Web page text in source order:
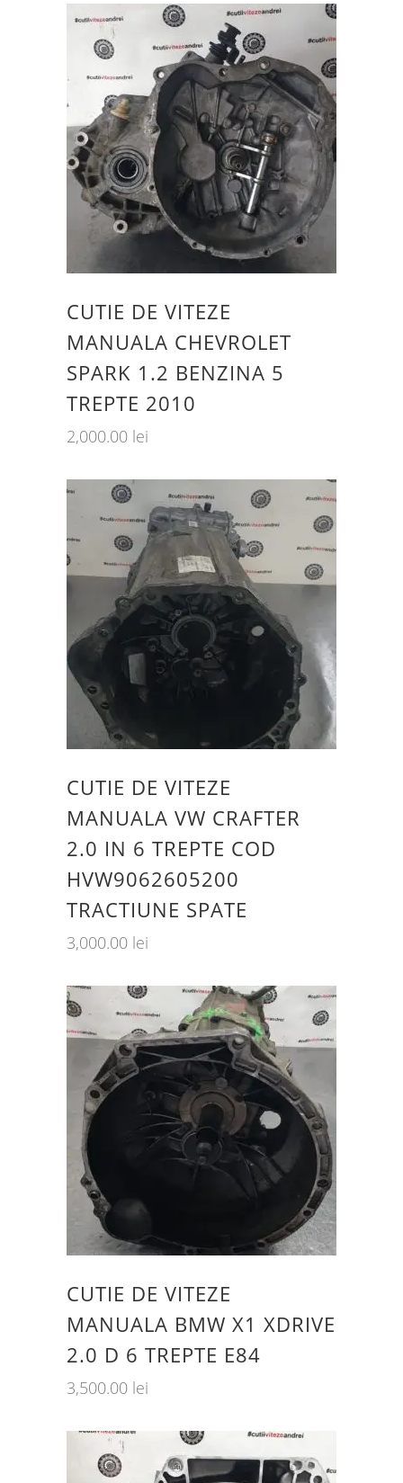
CUTIE DE VITEZE
MANUALA CHEVROLET
SPARK 1.2 BENZINA 5
TREPTE 2010
2,000.00 lei
CUTIE DE VITEZE
MANUALA VW CRAFTER
2.0 IN 6 TREPTE COD
HVW9062605200
TRACTIUNE SPATE
3,000.00 lei
CUTIE DE VITEZE
MANUALA BMW X1 XDRIVE
2.0 D 6 TREPTE E84
3,500.00 lei